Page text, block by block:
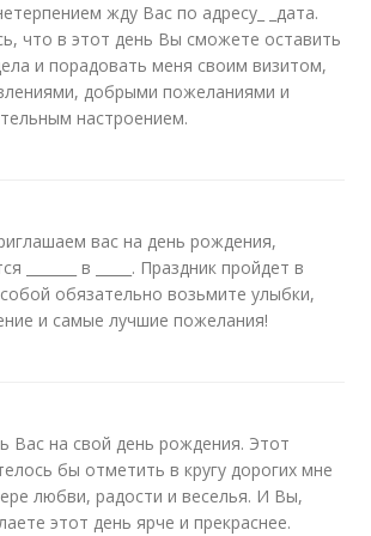
жду Вас по адресу_ _дата.
что в этот день Вы сможете оставить
и порадовать меня своим визитом,
добрыми пожеланиями и
настроением.
вас на день рождения,
_______ в _____. Праздник пройдет в
С собой обязательно возьмите улыбки,
и самые лучшие пожелания!
Вас на свой день рождения. Этот
бы отметить в кругу дорогих мне
любви, радости и веселья. И Вы,
этот день ярче и прекраснее.